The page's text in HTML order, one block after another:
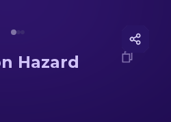
Hazard